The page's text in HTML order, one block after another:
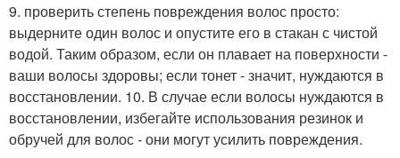
9. проверить степень повреждения волос просто:
выдерните один волос и опустите его в стакан с чистой
водой. Таким образом, если он плавает на поверхности -
ваши волосы здоровы; если тонет - значит, нуждаются в
восстановлении. 10. В случае если волосы нуждаются в
восстановлении, избегайте использования резинок и
обручей для волос - они могут усилить повреждения.